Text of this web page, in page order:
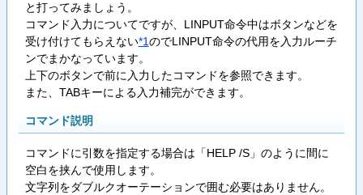
と打ってみましょう。
コマンド入力についてですが、LINPUT命令中はボタンなどを
受け付けてもらえない*1のでLINPUT命令の代用を入力ルーチ
ンでまかなっています。
上下のボタンで前に入力したコマンドを参照できます。
また、TABキーによる入力補完ができます。
コマンド説明
コマンドに引数を指定する場合は「HELP /S」のように間に
空白を挟んで使用します。
文字列をダブルクオーテーションで囲む必要はありません。